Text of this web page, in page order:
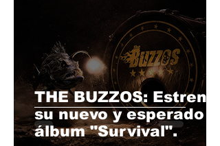
THE BUZZOS: Estrena
su nuevo y esperado
álbum "Survival".